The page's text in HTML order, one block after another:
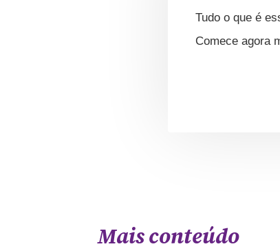
Tudo o que é
Comece agora
Mais conteúdo